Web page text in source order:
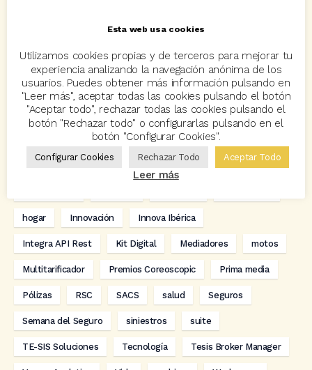
Etiquetas
acuerdo Acuerdos Allianz asisa autos
Avant2 Avant2 Sales Manager ayudas Bcover
Codeoscopic Codeoscopic Academy
Decesos
hogar Innovación Innova Ibérica
Integra API Rest Kit Digital Mediadores motos
Multitarificador Premios Coreoscopic Prima media
Pólizas RSC SACS salud Seguros
Semana del Seguro siniestros suite
TE-SIS Soluciones Tecnología Tesis Broker Manager
Esta web usa cookies
Utilizamos cookies propias y de terceros para mejorar tu
experiencia analizando la navegación anónima de los
usuarios. Puedes obtener más información pulsando en
"Leer más", aceptar todas las cookies pulsando el botón
"Aceptar todo", rechazar todas las cookies pulsando el
botón "Rechazar todo" o configurarlas pulsando en el
botón "Configurar Cookies".
Configurar Cookies Rechazar Todo Aceptar Todo
Leer más